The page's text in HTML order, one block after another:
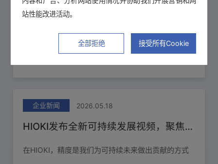
HIOKI集团旗下子公司HIOKI ELECTRIC VIETNAM
COMPANY LIMITED于2026年5月15日正式开设了负
企业新闻 2026.05.18
HIOKI发布全新可持续发展视频，聚焦精准测量、人才培养与能源未来
在HIOKI，精度是我们为可持续未来做出贡献的方式
站性能改进活动。
全部拒绝 接受所有Cookie